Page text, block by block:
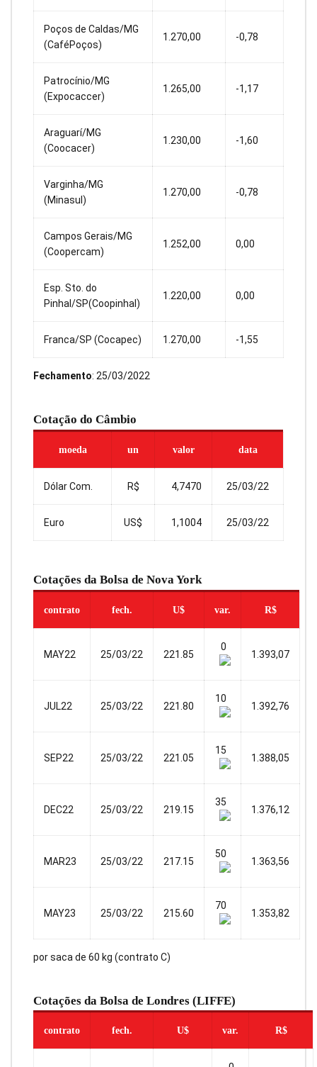
Poços de Caldas/MG
(CaféPoços)
1.270,00 -0,78
Patrocínio/MG
(Expocaccer)
1.265,00 -1,17
Araguarí/MG
(Coocacer)
1.230,00 -1,60
Varginha/MG
(Minasul)
1.270,00 -0,78
Campos Gerais/MG
(Coopercam)
1.252,00 0,00
Esp. Sto. do
Pinhal/SP(Coopinhal)
1.220,00 0,00
Franca/SP (Cocapec) 1.270,00 -1,55
Fechamento: 25/03/2022
Cotação do Câmbio
moeda un valor data
Dólar Com. R$ 4,7470 25/03/22
Euro US$ 1,1004 25/03/22
Cotações da Bolsa de Nova York
contrato fech. U$ var. R$
MAY22 25/03/22 221.85
0
1.393,07
JUL22 25/03/22 221.80
10
1.392,76
SEP22 25/03/22 221.05
15
1.388,05
DEC22 25/03/22 219.15
35
1.376,12
MAR23 25/03/22 217.15
50
1.363,56
MAY23 25/03/22 215.60
70
1.353,82
por saca de 60 kg (contrato C)
Cotações da Bolsa de Londres (LIFFE)
contrato fech. U$ var. R$